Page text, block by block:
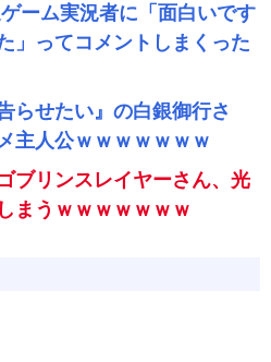
ーム実況者に「面白いです
」ってコメントしまくった
らせたい』の白銀御行さ
主人公ｗｗｗｗｗｗｗ
ブリンスレイヤーさん、光
まうｗｗｗｗｗｗｗ